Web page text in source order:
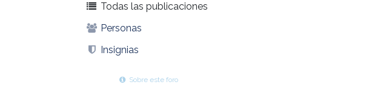
Todas las publicaciones
Personas
Insignias
Sobre este foro